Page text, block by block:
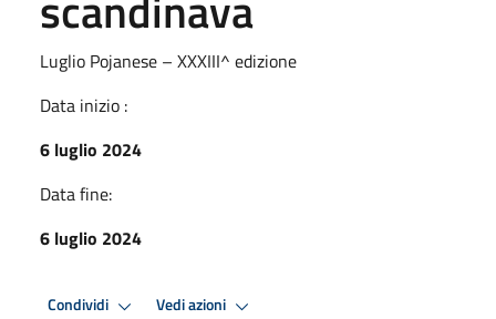
Luglio Pojanese – XXXIII^ edizione
Data inizio :
6 luglio 2024
Data fine:
6 luglio 2024
Condividi Vedi azioni